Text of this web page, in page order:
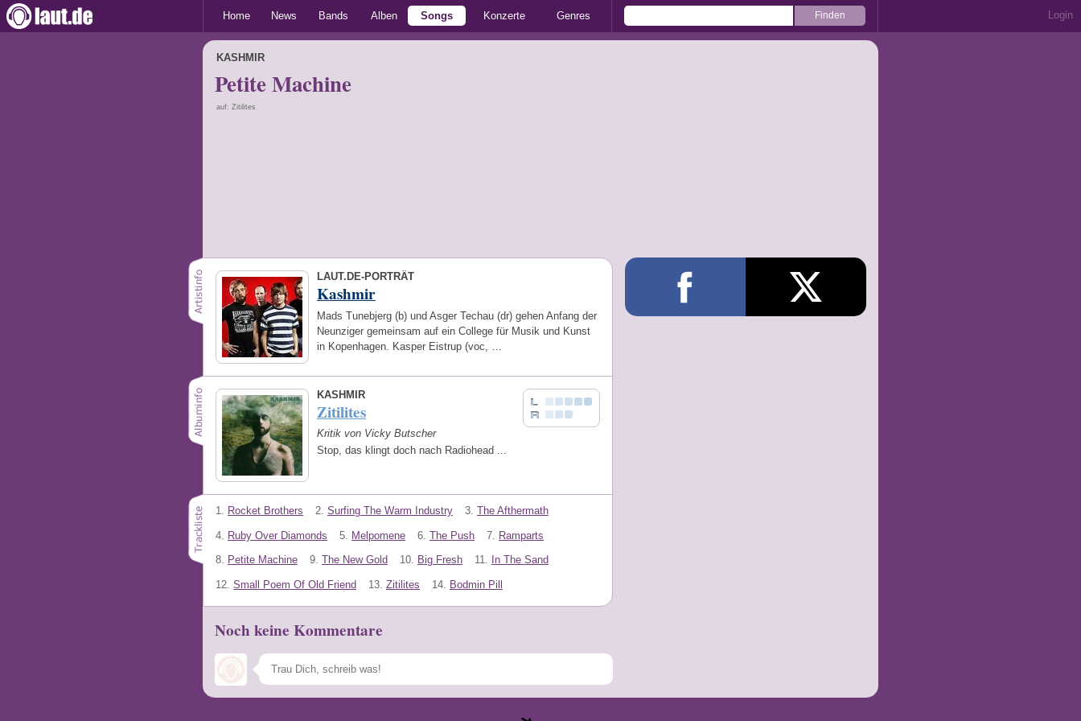
Home News Bands Alben Songs Konzerte Genres Login
KASHMIR
Petite Machine
auf: Zitilites
LAUT.DE-PORTRÄT
Kashmir
Mads Tunebjerg (b) und Asger Techau (dr) gehen Anfang der
Neunziger gemeinsam auf ein College für Musik und Kunst
in Kopenhagen. Kasper Eistrup (voc, …
KASHMIR
Zitilites
Kritik von Vicky Butscher
Stop, das klingt doch nach Radiohead ...
1. Rocket Brothers 2. Surfing The Warm Industry 3. The Afthermath
4. Ruby Over Diamonds 5. Melpomene 6. The Push 7. Ramparts
8. Petite Machine 9. The New Gold 10. Big Fresh 11. In The Sand
12. Small Poem Of Old Friend 13. Zitilites 14. Bodmin Pill
Noch keine Kommentare
Speichern